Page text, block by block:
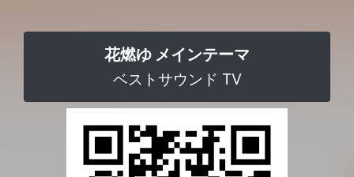
花燃ゆ メインテーマ
ベストサウンド TV